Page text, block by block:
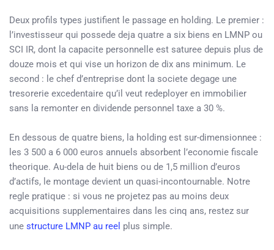
Deux profils types justifient le passage en holding. Le premier :
l’investisseur qui possede deja quatre a six biens en LMNP ou
SCI IR, dont la capacite personnelle est saturee depuis plus de
douze mois et qui vise un horizon de dix ans minimum. Le
second : le chef d’entreprise dont la societe degage une
tresorerie excedentaire qu’il veut redeployer en immobilier
sans la remonter en dividende personnel taxe a 30 %.
En dessous de quatre biens, la holding est sur-dimensionnee :
les 3 500 a 6 000 euros annuels absorbent l’economie fiscale
theorique. Au-dela de huit biens ou de 1,5 million d’euros
d’actifs, le montage devient un quasi-incontournable. Notre
regle pratique : si vous ne projetez pas au moins deux
acquisitions supplementaires dans les cinq ans, restez sur
une structure LMNP au reel plus simple.